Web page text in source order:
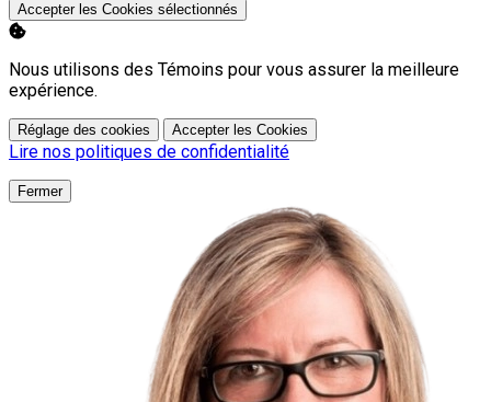
Accepter les Cookies sélectionnés
Nous utilisons des Témoins pour vous assurer la meilleure
expérience.
Réglage des cookies Accepter les Cookies
Lire nos politiques de confidentialité
Fermer